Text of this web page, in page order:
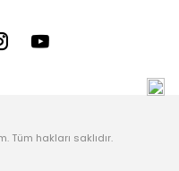
Tüm hakları saklıdır.